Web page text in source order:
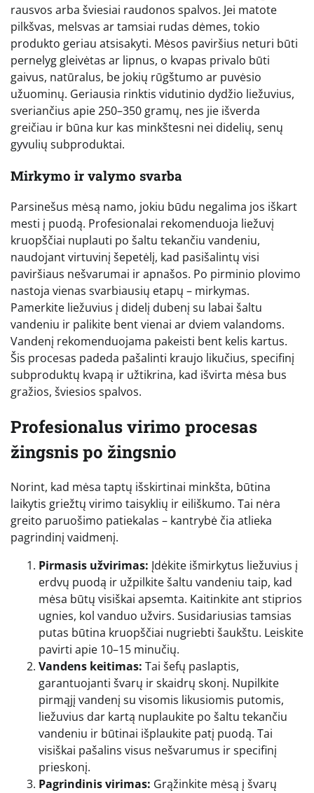
rausvos arba šviesiai raudonos spalvos. Jei matote
pilkšvas, melsvas ar tamsiai rudas dėmes, tokio
produkto geriau atsisakyti. Mėsos paviršius neturi būti
pernelyg gleivėtas ar lipnus, o kvapas privalo būti
gaivus, natūralus, be jokių rūgštumo ar puvėsio
užuominų. Geriausia rinktis vidutinio dydžio liežuvius,
sveriančius apie 250–350 gramų, nes jie išverda
greičiau ir būna kur kas minkštesni nei didelių, senų
gyvulių subproduktai.
Mirkymo ir valymo svarba
Parsinešus mėsą namo, jokiu būdu negalima jos iškart
mesti į puodą. Profesionalai rekomenduoja liežuvį
kruopščiai nuplauti po šaltu tekančiu vandeniu,
naudojant virtuvinį šepetėlį, kad pasišalintų visi
paviršiaus nešvarumai ir apnašos. Po pirminio plovimo
nastoja vienas svarbiausių etapų – mirkymas.
Pamerkite liežuvius į didelį dubenį su labai šaltu
vandeniu ir palikite bent vienai ar dviem valandoms.
Vandenį rekomenduojama pakeisti bent kelis kartus.
Šis procesas padeda pašalinti kraujo likučius, specifinį
subproduktų kvapą ir užtikrina, kad išvirta mėsa bus
gražios, šviesios spalvos.
Profesionalus virimo procesas
žingsnis po žingsnio
Norint, kad mėsa taptų išskirtinai minkšta, būtina
laikytis griežtų virimo taisyklių ir eiliškumo. Tai nėra
greito paruošimo patiekalas – kantrybė čia atlieka
pagrindinį vaidmenį.
Pirmasis užvirimas: Įdėkite išmirkytus liežuvius į
erdvų puodą ir užpilkite šaltu vandeniu taip, kad
mėsa būtų visiškai apsemta. Kaitinkite ant stiprios
ugnies, kol vanduo užvirs. Susidariusias tamsias
putas būtina kruopščiai nugriebti šaukštu. Leiskite
pavirti apie 10–15 minučių.
Vandens keitimas: Tai šefų paslaptis,
garantuojanti švarų ir skaidrų skonį. Nupilkite
pirmąjį vandenį su visomis likusiomis putomis,
liežuvius dar kartą nuplaukite po šaltu tekančiu
vandeniu ir būtinai išplaukite patį puodą. Tai
visiškai pašalins visus nešvarumus ir specifinį
prieskonį.
Pagrindinis virimas: Grąžinkite mėsą į švarų